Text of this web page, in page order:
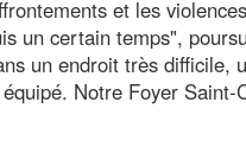
et les
un certain temps",
un endroit très difficile,
Notre Foyer